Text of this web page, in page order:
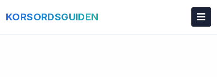
KORSORDSGUIDEN